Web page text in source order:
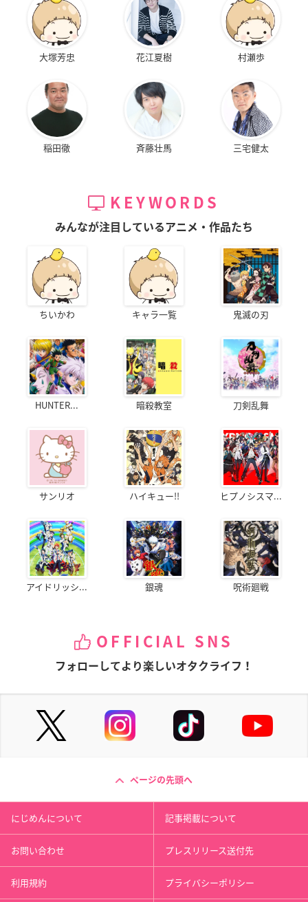
大塚芳忠 花江夏樹 村瀬歩
稲田徹 斉藤壮馬 三宅健太
KEYWORDS
みんなが注目しているアニメ・作品たち
ちいかわ キャラ一覧 鬼滅の刃
HUNTER... 暗殺教室 刀剣乱舞
サンリオ ハイキュー!! ヒプノシスマ...
アイドリッシ... 銀魂 呪術廻戦
OFFICIAL SNS
フォローしてより楽しいオタクライフ！
ページの先頭へ
にじめんについて 記事掲載について
お問い合わせ プレスリリース送付先
利用規約 プライバシーポリシー